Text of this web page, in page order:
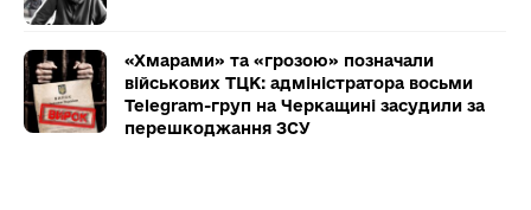
«Хмарами» та «грозою» позначали
військових ТЦК: адміністратора восьми
Telegram-груп на Черкащині засудили за
перешкоджання ЗСУ